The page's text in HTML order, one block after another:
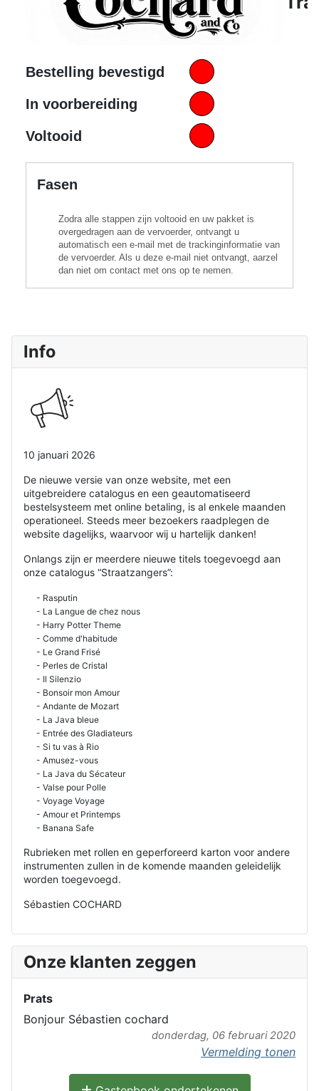
Info
10 januari 2026
De nieuwe versie van onze website, met een
uitgebreidere catalogus en een geautomatiseerd
bestelsysteem met online betaling, is al enkele maanden
operationeel. Steeds meer bezoekers raadplegen de
website dagelijks, waarvoor wij u hartelijk danken!
Onlangs zijn er meerdere nieuwe titels toegevoegd aan
onze catalogus “Straatzangers”:
- Rasputin
- La Langue de chez nous
- Harry Potter Theme
- Comme d'habitude
- Le Grand Frisé
- Perles de Cristal
- Il Silenzio
- Bonsoir mon Amour
- Andante de Mozart
- La Java bleue
- Entrée des Gladiateurs
- Si tu vas à Rio
- Amusez-vous
- La Java du Sécateur
- Valse pour Polle
- Voyage Voyage
- Amour et Printemps
- Banana Safe
Rubrieken met rollen en geperforeerd karton voor andere
instrumenten zullen in de komende maanden geleidelijk
worden toegevoegd.
Sébastien COCHARD
Onze klanten zeggen
Prats
Bonjour Sébastien cochard
donderdag, 06 februari 2020
Vermelding tonen
Bestelling bevestigd
In voorbereiding
Voltooid
Fasen
Zodra alle stappen zijn voltooid en uw pakket is
overgedragen aan de vervoerder, ontvangt u
automatisch een e-mail met de trackinginformatie van
de vervoerder. Als u deze e-mail niet ontvangt, aarzel
dan niet om contact met ons op te nemen.